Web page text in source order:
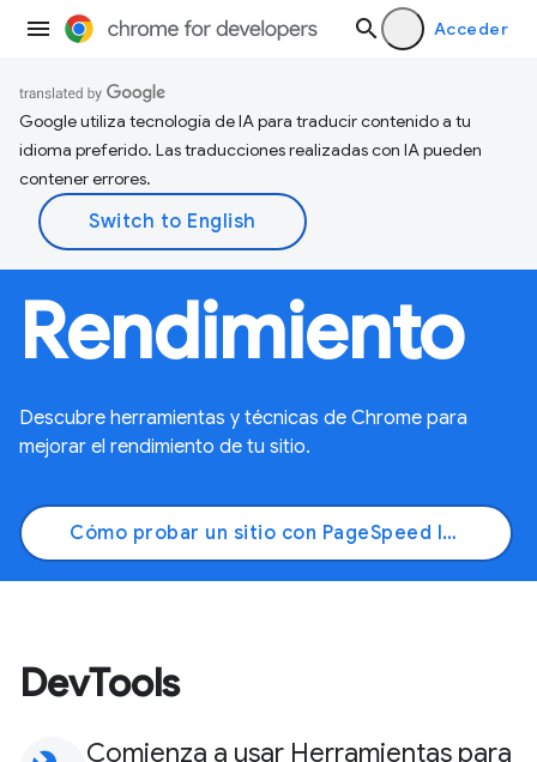
Acceder
Google utiliza tecnología de IA para traducir contenido a tu
idioma preferido. Las traducciones realizadas con IA pueden
contener errores.
Rendimiento
Descubre herramientas y técnicas de Chrome para
mejorar el rendimiento de tu sitio.
Cómo probar un sitio con PageSpeed Insights
DevTools
Comienza a usar Herramientas para